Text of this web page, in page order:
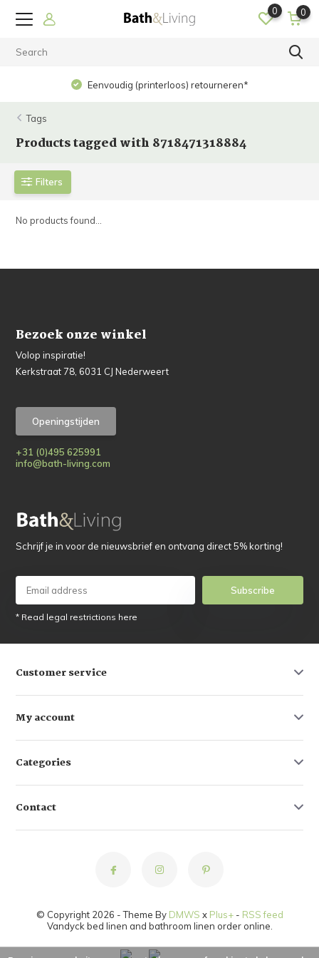
0 0
Eenvoudig (printerloos) retourneren*
Tags
Products tagged with 8718471318884
Filters
No products found...
Bezoek onze winkel
Volop inspiratie!
Kerkstraat 78, 6031 CJ Nederweert
Openingstijden
+31 (0)495 625991
info@bath-living.com
Schrijf je in voor de nieuwsbrief en ontvang direct 5% korting!
Subscribe
* Read legal restrictions here
Customer service
My account
Categories
Contact
© Copyright 2026 - Theme By DMWS x Plus+- RSS feed
Vandyck bed linen and bathroom linen order online.